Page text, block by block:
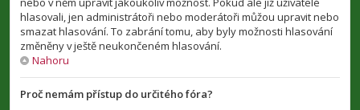
hlasovali, jen administrátoři nebo moderátoři můžou upravit nebo
smazat hlasování. To zabrání tomu, aby byly možnosti hlasování
změněny v ještě neukončeném hlasování.
Nahoru
Proč nemám přístup do určitého fóra?